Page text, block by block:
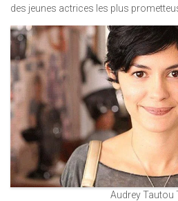
des jeunes actrices les plus
Audrey Tautou